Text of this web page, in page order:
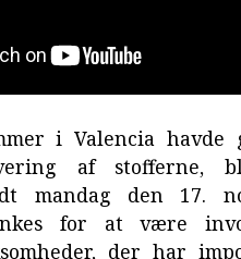
i Valencia havde
af stofferne,
mandag den 17.
for at være
der har